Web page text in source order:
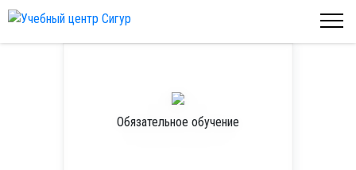
Обязательное обучение